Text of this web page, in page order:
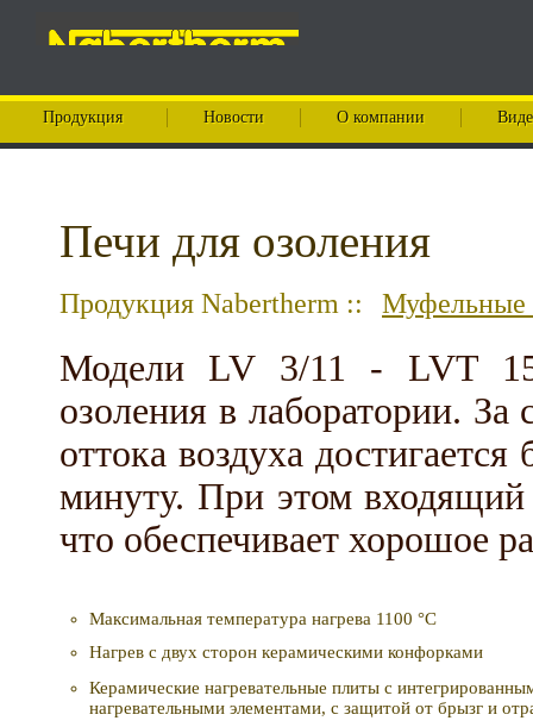
Продукция Новости О компании
Печи для озоления
Продукция Nabertherm :: Муфельные
Модели LV 3/11 - LVT 15/
озоления в лаборатории.
оттока воздуха
минуту. При этом входящий
что обеспечивает хорошoе
Максимальная температура нагрева 1100 °C
Нагрев с двух сторон керамическими конфорками
Керамические нагревательные плиты с
нагревательными элементами, с защитой от брызг и